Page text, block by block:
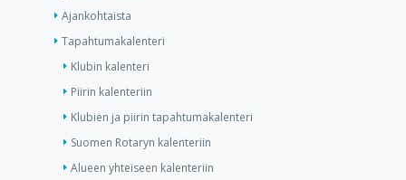
Ajankohtaista
Tapahtumakalenteri
Klubin kalenteri
Piirin kalenteriin
Klubien ja piirin tapahtumakalenteri
Suomen Rotaryn kalenteriin
Alueen yhteiseen kalenteriin